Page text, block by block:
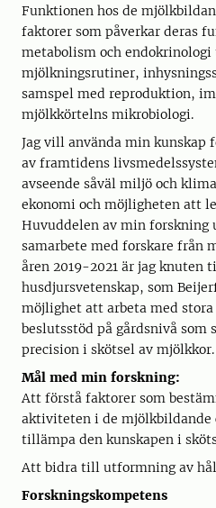
Funktionen hos de
faktorer som påverkar deras
metabolism och
mjölkningsrutiner,
samspel med reproduktion,
mjölkkörtelns mikrobiologi.
Jag vill använda min
av framtidens
avseende såväl miljö och
ekonomi och möjligheten att
Huvuddelen av min forskning
samarbete med forskare från
åren 2019-2021 är jag
husdjursvetenskap, som
möjlighet att arbeta med
beslutsstöd på gårdsnivå som
precision i skötsel av mjölkkor.
Mål med min forskning:
Att förstå faktorer som
aktiviteten i de mjölkbildande
tillämpa den kunskapen i
Att bidra till utformning av
Forskningskompetens